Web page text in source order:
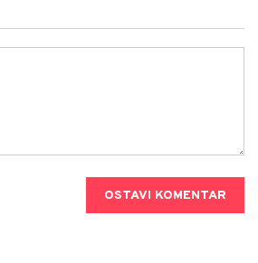
OSTAVI KOMENTAR